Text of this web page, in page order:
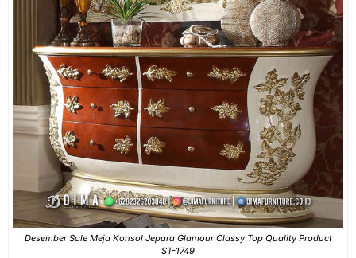
Desember Sale Meja Konsol Jepara Glamour Classy Top Quality Product
ST-1749